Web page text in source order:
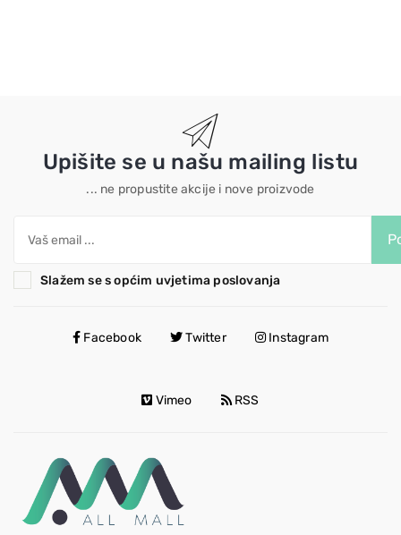
Upišite se u našu mailing listu
... ne propustite akcije i nove proizvode
Slažem se s općim uvjetima poslovanja
Facebook Twitter Instagram
Vimeo RSS